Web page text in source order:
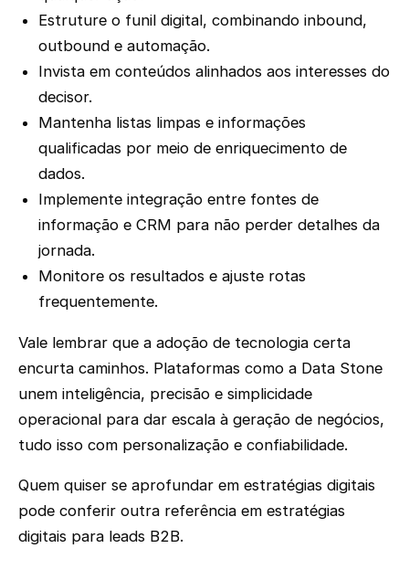
Estruture o funil digital, combinando inbound,
outbound e automação.
Invista em conteúdos alinhados aos interesses do
decisor.
Mantenha listas limpas e informações
qualificadas por meio de enriquecimento de
dados.
Implemente integração entre fontes de
informação e CRM para não perder detalhes da
jornada.
Monitore os resultados e ajuste rotas
frequentemente.
Vale lembrar que a adoção de tecnologia certa
encurta caminhos. Plataformas como a Data Stone
unem inteligência, precisão e simplicidade
operacional para dar escala à geração de negócios,
tudo isso com personalização e confiabilidade.
Quem quiser se aprofundar em estratégias digitais
pode conferir outra referência em estratégias
digitais para leads B2B.